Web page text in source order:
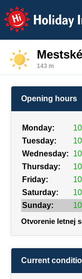
Holiday Info
143 m
Opening hours
Monday:
Tuesday:
Wednesday:
Thursday:
Friday:
Saturday:
Sunday:
Otvorenie letnej
Current